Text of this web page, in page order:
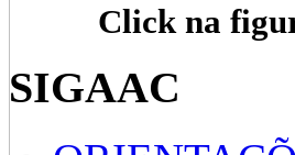
Click na
SIGAAC